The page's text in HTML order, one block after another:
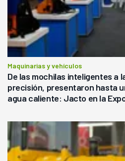
Maquinarias y vehículos
De las mochilas inteligentes a
precisión, presentaron hasta
agua caliente: Jacto en la